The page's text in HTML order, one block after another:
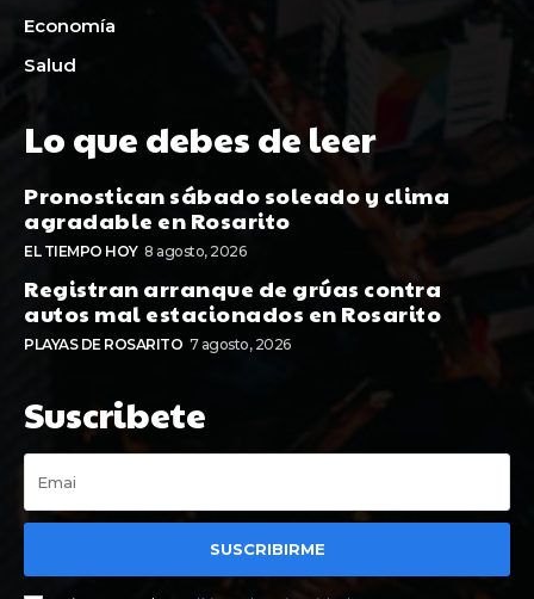
Economía
Salud
Lo que debes de leer
Pronostican sábado soleado y clima
agradable en Rosarito
EL TIEMPO HOY 8 agosto, 2026
Registran arranque de grúas contra
autos mal estacionados en Rosarito
PLAYAS DE ROSARITO 7 agosto, 2026
Suscribete
SUSCRIBIRME